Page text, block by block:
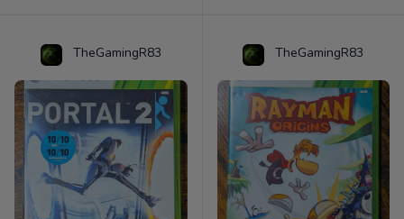
TheGamingR83 TheGamingR83